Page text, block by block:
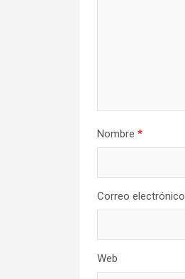
Nombre *
Correo electrónico
Web